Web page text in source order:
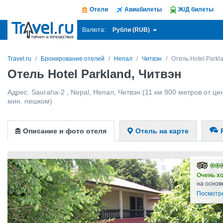
Отели Авиабилеты Ж/Д билеты
Валюта: Рубли (RUB)
Travel.ru Бронирование отелей Непал Читвэн Отель Hotel
Отель Hotel Parkland, Читвэн
Адрес: Sauraha-2 , Nepal Непал Читвэн (11 км 900 метров от
мин. пешком)
Описание и фото отеля Отель на карте
Очень
на